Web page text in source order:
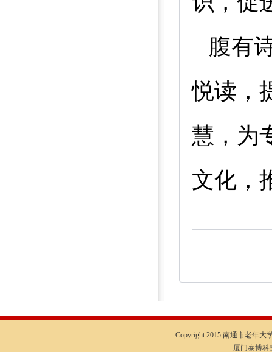
腹有
悦读，
慧，为
文化，
Copyright 2015 南通市老年大
厦门泰博